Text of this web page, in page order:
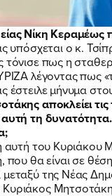
Νίκη
υπόσχεται ο κ.
πως η
λέγοντας πως
έστειλε μήνυμα
αποκλείει
τη
αυτή του Κυριάκου
που θα είναι σε
της Νέας